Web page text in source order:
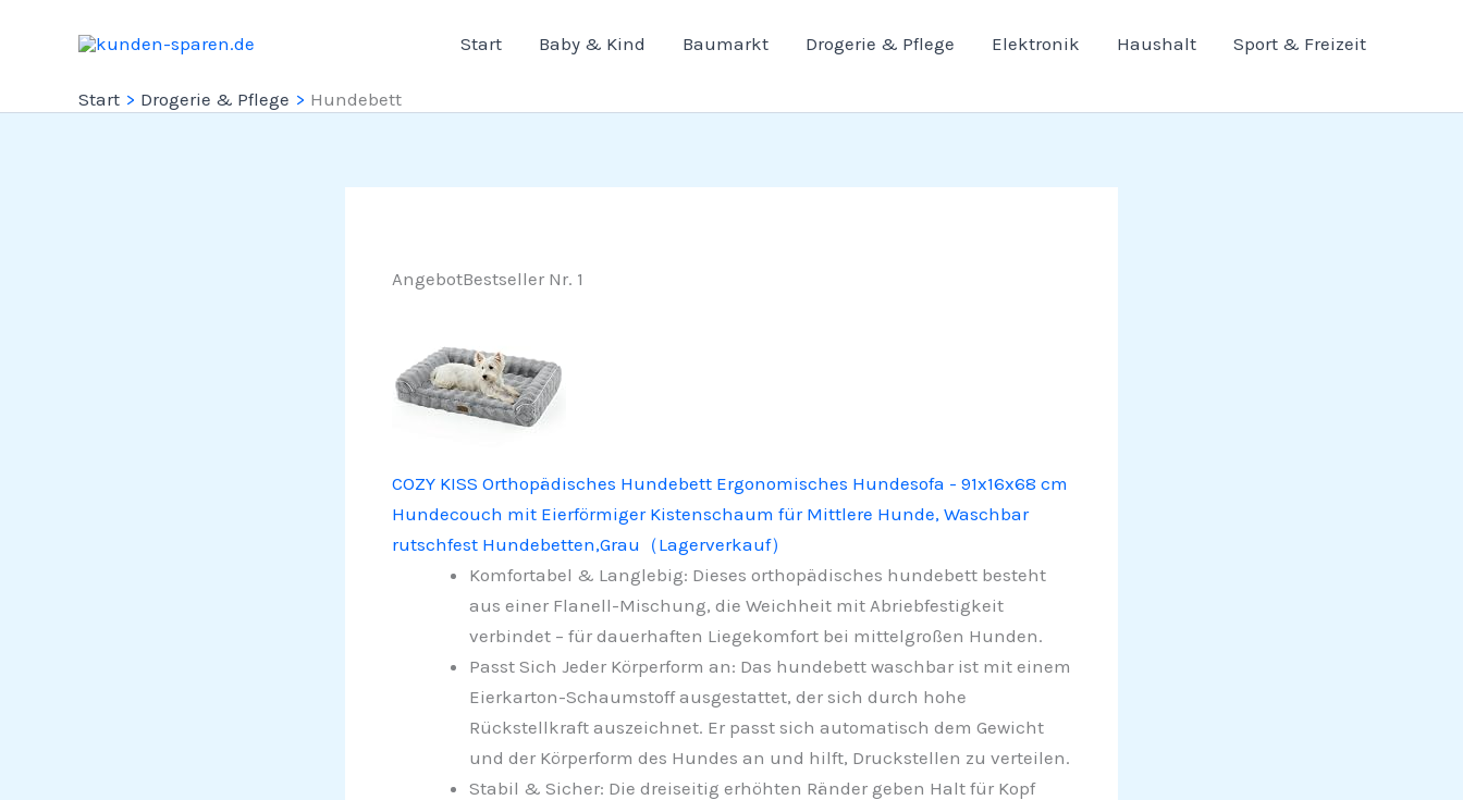
Start Baby & Kind Baumarkt Drogerie & Pflege Elektronik Haushalt Sport & Freizeit
Start Drogerie & Pflege Hundebett
AngebotBestseller Nr. 1
COZY KISS Orthopädisches Hundebett Ergonomisches Hundesofa - 91x16x68 cm
Hundecouch mit Eierförmiger Kistenschaum für Mittlere Hunde, Waschbar
rutschfest Hundebetten,Grau（Lagerverkauf）
Komfortabel & Langlebig: Dieses orthopädisches hundebett besteht
aus einer Flanell-Mischung, die Weichheit mit Abriebfestigkeit
verbindet – für dauerhaften Liegekomfort bei mittelgroßen Hunden.
Passt Sich Jeder Körperform an: Das hundebett waschbar ist mit einem
Eierkarton-Schaumstoff ausgestattet, der sich durch hohe
Rückstellkraft auszeichnet. Er passt sich automatisch dem Gewicht
und der Körperform des Hundes an und hilft, Druckstellen zu verteilen.
Stabil & Sicher: Die dreiseitig erhöhten Ränder geben Halt für Kopf